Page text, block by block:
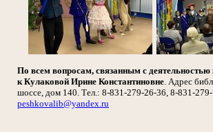
По всем вопросам, связанным с
к Кулаковой Ирине Константиновне . Адрес
шоссе, дом 140. Тел.: 8-831-279-26-36, 8-831-
peshkovalib@yandex.ru